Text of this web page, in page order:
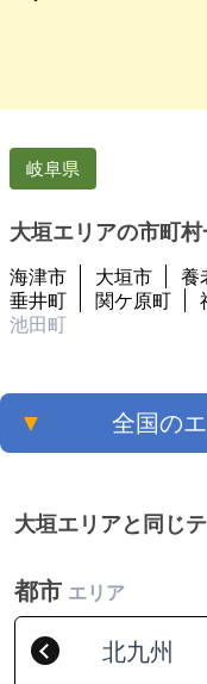
岐阜県
大垣エリアの市町
海津市 大垣市 養
垂井町
関ケ原町
池田町
▼ 全国の
大垣エリアと同じ
都市 エリア
Previous北九州